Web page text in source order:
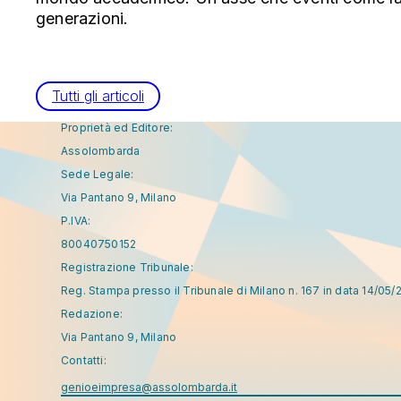
generazioni.
Tutti gli articoli
Proprietà ed Editore:
Assolombarda
Sede Legale:
Via Pantano 9, Milano
P.IVA:
80040750152
Registrazione Tribunale:
Reg. Stampa presso il Tribunale di Milano n. 167 in data 14/05/
Redazione:
Via Pantano 9, Milano
Contatti:
genioeimpresa@assolombarda.it